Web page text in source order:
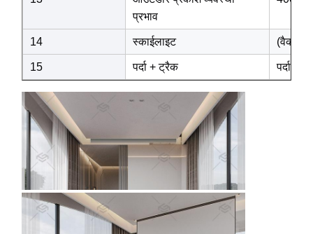
प्रभाव
14 स्काईलाइट
15 पर्दा + ट्रैक पर्दा